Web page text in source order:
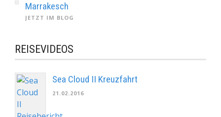
Marrakesch
JETZT IM BLOG
REISEVIDEOS
Sea Cloud II Kreuzfahrt
21.02.2016